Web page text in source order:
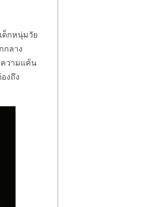
ด็กหนุ่มวัย
กลาง
วามแค้น
งถึง